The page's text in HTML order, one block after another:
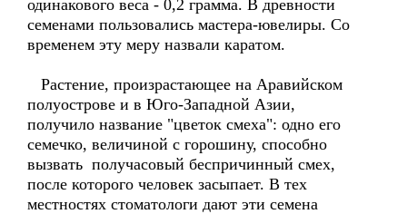
одинакового веса - 0,2 грамма. В древности
семенами пользовались мастера-ювелиры. Со
временем эту меру назвали каратом.
Растение, произрастающее на Аравийском
полуострове и в Юго-Западной Азии,
получило название "цветок смеха": одно его
семечко, величиной с горошину, способно
вызвать получасовый беспричинный смех,
после которого человек засыпает. В тех
местностях стоматологи дают эти семена